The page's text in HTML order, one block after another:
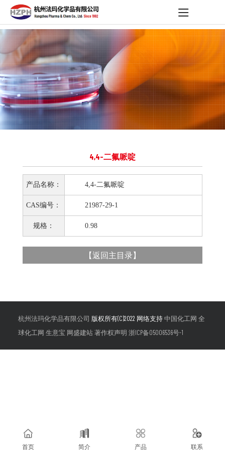
4,4-二氟哌啶
产品名称： 4,4-二氟哌啶
CAS编号： 21987-29-1
规格： 0.98
【返回主目录】
杭州法玛化学品有限公司 版权所有(C)2022 网络支持中国化工网 全
球化工网 生意宝 网盛建站著作权声明 浙ICP备05006536号-1
首页 简介 产品 联系